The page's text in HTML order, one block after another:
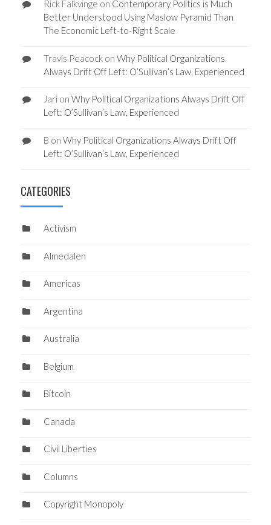
Rick Falkvinge on Contemporary Politics is Much
Better Understood Using Maslow Pyramid Than
The Economic Left-to-Right Scale
Travis Peacockon Why Political Organizations
Always Drift Off Left: O’Sullivan’s Law, Experienced
Jarion Why Political Organizations Always Drift Off
Left: O’Sullivan’s Law, Experienced
B on Why Political Organizations Always Drift Off
Left: O’Sullivan’s Law, Experienced
CATEGORIES
Activism
Almedalen
Americas
Argentina
Australia
Belgium
Bitcoin
Canada
Civil Liberties
Columns
Copyright Monopoly